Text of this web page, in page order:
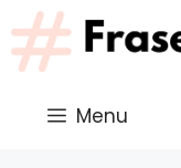
Saltar
al
contenido
Menu